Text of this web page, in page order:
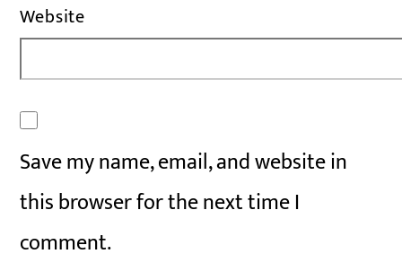
Website
Save my name, email, and website in
this browser for the next time I
comment.